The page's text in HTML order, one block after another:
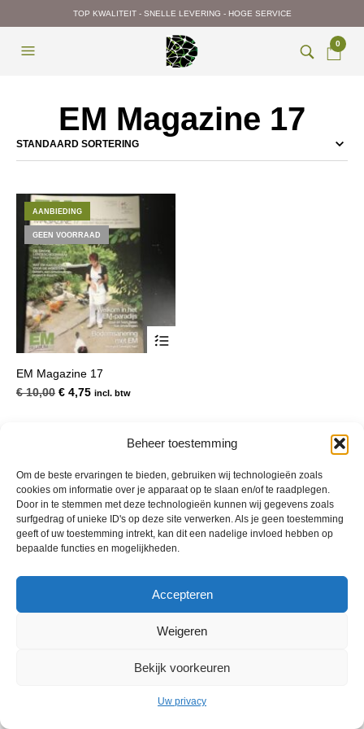
Beheer toestemming
Om de beste ervaringen te bieden, gebruiken wij technologieën zoals
cookies om informatie over je apparaat op te slaan en/of te raadplegen.
Door in te stemmen met deze technologieën kunnen wij gegevens zoals
surfgedrag of unieke ID's op deze site verwerken. Als je geen toestemming
geeft of uw toestemming intrekt, kan dit een nadelige invloed hebben op
bepaalde functies en mogelijkheden.
Accepteren
Weigeren
Bekijk voorkeuren
Uw privacy
TOP KWALITEIT - SNELLE LEVERING - HOGE SERVICE
0
EM Magazine 17
AANBIEDING
GEEN VOORRAAD
EM Magazine 17
€10,00 Oorspronkelijke
€ 4,75Huidige
incl. btw
© 2013 - 2026 De Duurzame Tuin KvK Gouda 29029262 - BTW nr
NL001968744B76 Hosting: